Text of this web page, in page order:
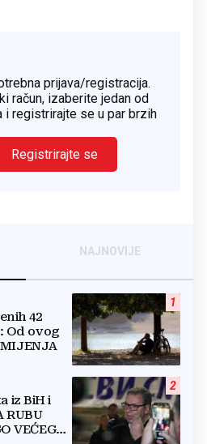
prijava/registracija.
račun, izaberite jedan od
i registrirajte se u par brzih
Registrirajte se
NAJNOVIJE
1
42
Od ovog
2
iz BiH i
RUBU
VEĆEG